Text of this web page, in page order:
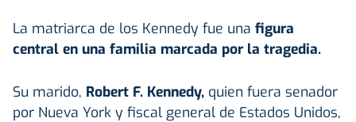
La matriarca de los Kennedy fue una figura
central en una familia marcada por la tragedia.
Su marido, Robert F. Kennedy, quien fuera senador
por Nueva York y fiscal general de Estados Unidos,